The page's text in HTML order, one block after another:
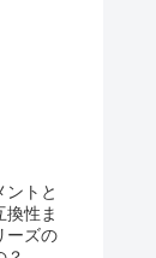
ントと
換性ま
ーズの